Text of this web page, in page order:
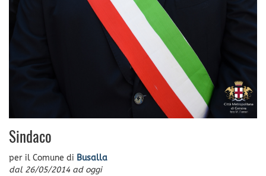
Sindaco
per il Comune di Busalla
dal 26/05/2014ad oggi